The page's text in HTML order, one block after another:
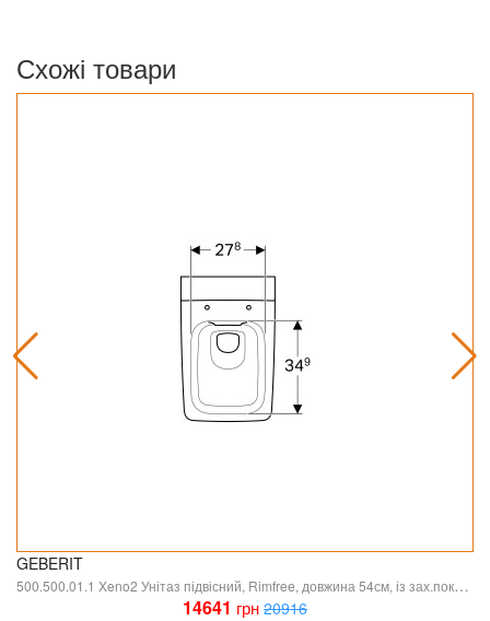
Схожі товари
GEBERIT
500.500.01.1 Xeno2 Унітаз підвісний, Rimfree, довжина 54см, із зах.покриттям KeraTect, прих.кріплення, колір білий глянець (1 сорт)
14641 грн 20916